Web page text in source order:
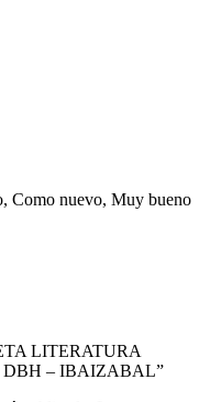
Como nuevo, Muy bueno
LITERATURA
DBH – IBAIZABAL”